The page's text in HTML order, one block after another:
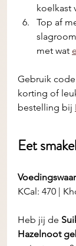
koelkast
Top af
met wat
Gebruik
korting of
bestelling bij
Eet
KCal: 470 |
Heb jij de
Hazelnoot